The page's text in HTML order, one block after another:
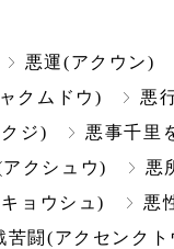
悪運(アクウン)
クムドウ) 悪
ジ)
悪事千里
クシュウ) 悪
ョウシュ) 悪
苦闘(アクセンクト